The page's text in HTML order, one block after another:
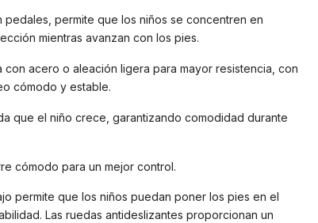
pedales, permite que los niños se concentren en
mientras avanzan con los pies.
con acero o aleación ligera para mayor resistencia, con
cómodo y estable.
que el niño crece, garantizando comodidad durante
cómodo para un mejor control.
permite que los niños puedan poner los pies en el
Las ruedas antideslizantes proporcionan un